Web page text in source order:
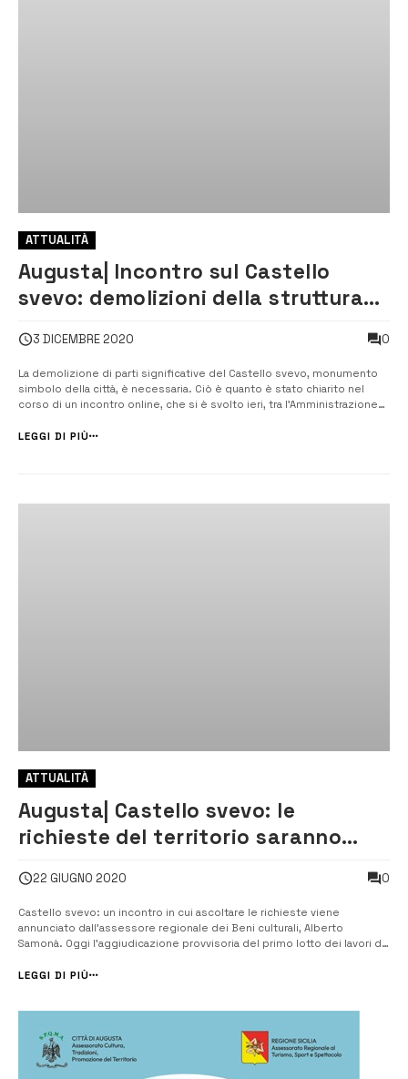
ATTUALITÀ
Augusta| Incontro sul Castello
svevo: demolizioni della struttura
3 DICEMBRE 2020 0
La demolizione di parti significative del Castello svevo, monumento
simbolo della città, è necessaria. Ciò è quanto è stato chiarito nel
corso di un incontro online, che si è svolto ieri, tra l’Amministrazione
Beni culturali. Ne dà notizia l’assessore alla Cul...
LEGGI DI PIÙ
ATTUALITÀ
Augusta| Castello svevo: le
richieste del territorio saranno
22 GIUGNO 2020 0
Castello svevo: un incontro in cui ascoltare le richieste viene
annunciato dall’assessore regionale dei Beni culturali, Alberto
Samonà. Oggi l’aggiudicazione provvisoria del primo lotto dei lavori di
l’aggiudicazione, in via provvisoria, del primo lotto dei lavori per il
LEGGI DI PIÙ